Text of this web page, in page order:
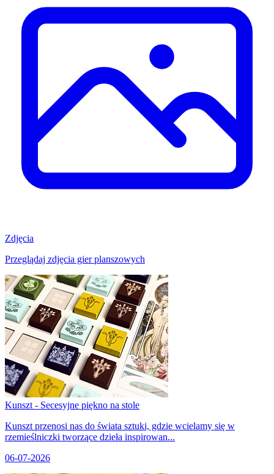
Zdjęcia
Przeglądaj zdjęcia gier planszowych
Kunszt - Secesyjne piękno na stole
Kunszt przenosi nas do świata sztuki, gdzie wcielamy się w
rzemieślniczki tworzące dzieła inspirowan...
06-07-2026